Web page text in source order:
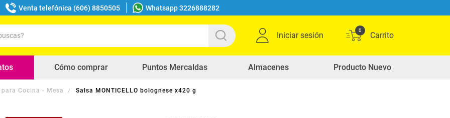
Venta telefónica (606) 8850505 Whatsapp 3226888282
Iniciar sesión
0
Cómo comprar Puntos Mercaldas Almacenes Producto Nuevo
Cocina - Mesa Salsa MONTICELLO bolognese x420 g
buscados